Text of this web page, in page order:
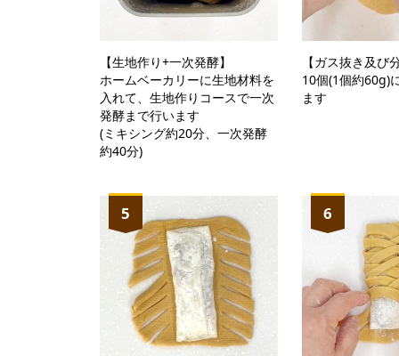
【生地作り+一次発酵】
ホームベーカリーに生地材料を
入れて、生地作りコースで一次
発酵まで行います
(ミキシング約20分、一次発酵
約40分)
【ガス抜き及び
10個(1個約60g)
ます
5 6